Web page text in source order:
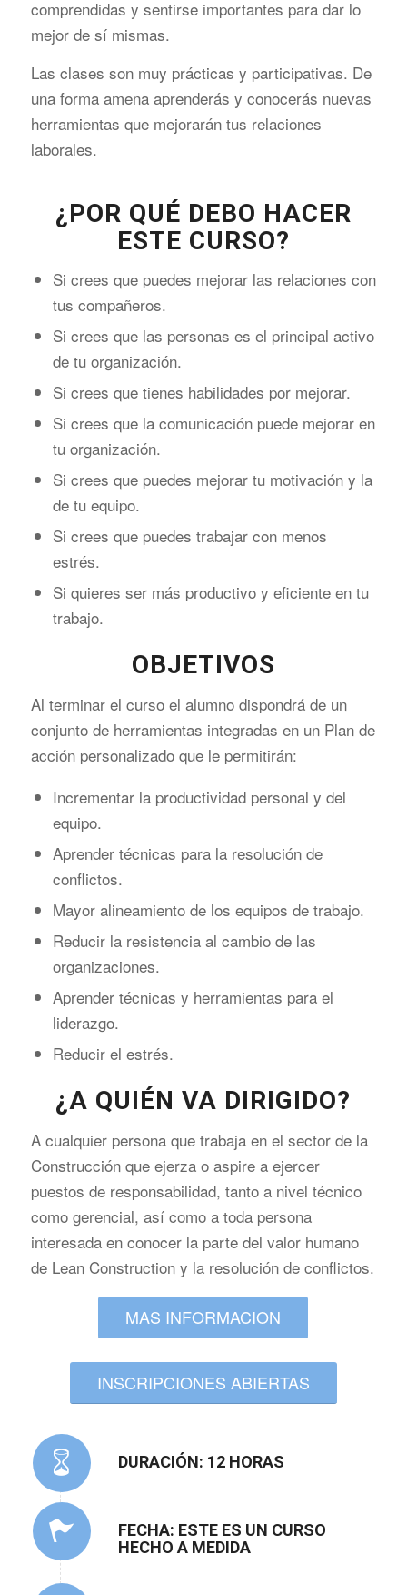
comprendidas y sentirse importantes para dar lo
mejor de sí mismas.
Las clases son muy prácticas y participativas. De
una forma amena aprenderás y conocerás nuevas
herramientas que mejorarán tus relaciones
laborales.
¿POR QUÉ DEBO HACER
ESTE CURSO?
Si crees que puedes mejorar las relaciones con
tus compañeros.
Si crees que las personas es el principal activo
de tu organización.
Si crees que tienes habilidades por mejorar.
Si crees que la comunicación puede mejorar en
tu organización.
Si crees que puedes mejorar tu motivación y la
de tu equipo.
Si crees que puedes trabajar con menos
estrés.
Si quieres ser más productivo y eficiente en tu
trabajo.
OBJETIVOS
Al terminar el curso el alumno dispondrá de un
conjunto de herramientas integradas en un Plan de
acción personalizado que le permitirán:
Incrementar la productividad personal y del
equipo.
Aprender técnicas para la resolución de
conflictos.
Mayor alineamiento de los equipos de trabajo.
Reducir la resistencia al cambio de las
organizaciones.
Aprender técnicas y herramientas para el
liderazgo.
Reducir el estrés.
¿A QUIÉN VA DIRIGIDO?
A cualquier persona que trabaja en el sector de la
Construcción que ejerza o aspire a ejercer
puestos de responsabilidad, tanto a nivel técnico
como gerencial, así como a toda persona
interesada en conocer la parte del valor humano
de Lean Construction y la resolución de conflictos.
MAS INFORMACION
INSCRIPCIONES ABIERTAS
DURACIÓN: 12 HORAS
FECHA: ESTE ES UN CURSO
HECHO A MEDIDA